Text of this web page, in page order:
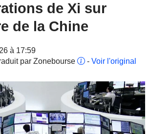
de Xi sur
de la Chine
à 17:59
par Zonebourse
- Voir l'original